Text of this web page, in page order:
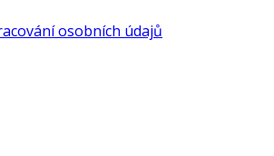
osobních údajů